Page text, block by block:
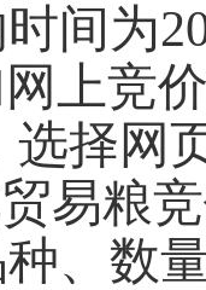
间为
网上竞
选择网
易粮
、数